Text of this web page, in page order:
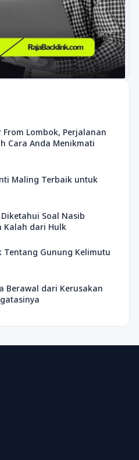
Lombok, Perjalanan
Cara Anda Menikmati
Maling Terbaik untuk
Soal Nasib
Kalah dari Hulk
Tentang Gunung Kelimutu
Berawal dari Kerusakan